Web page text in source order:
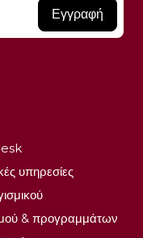
Εγγραφή
υπηρεσίες
& προγραμμάτων